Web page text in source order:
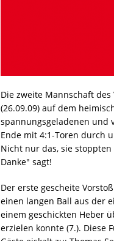
Die zweite Mannschaft
(26.09.09) auf dem
spannungsgeladenen und
Ende mit 4:1-Toren durch
Nicht nur das, sie stoppten
Danke" sagt!
Der erste gescheite
einen langen Ball aus der
einem geschickten Heber
erzielen konnte (7.). Diese